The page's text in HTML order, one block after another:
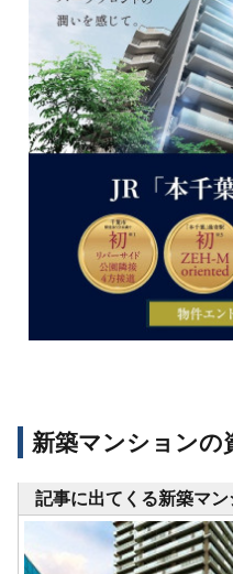
新築マンションの
記事に出てくる新築マン